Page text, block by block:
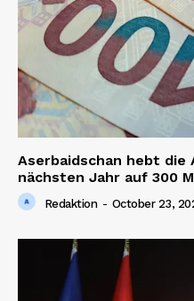
Aserbaidschan hebt die
nächsten Jahr auf 300
Redaktion - October 23,